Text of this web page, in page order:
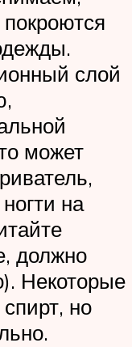
слой
может
на
должно
Некоторые
но